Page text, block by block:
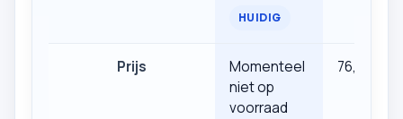
HUIDIG
Prijs
Momenteel
niet op
voorraad
76,99 €